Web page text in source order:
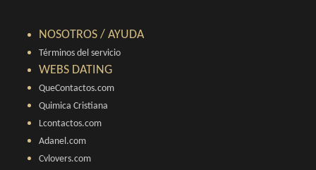
NOSOTROS / AYUDA
Términos del servicio
WEBS DATING
QueContactos.com
Quimica Cristiana
Lcontactos.com
Adanel.com
Cvlovers.com